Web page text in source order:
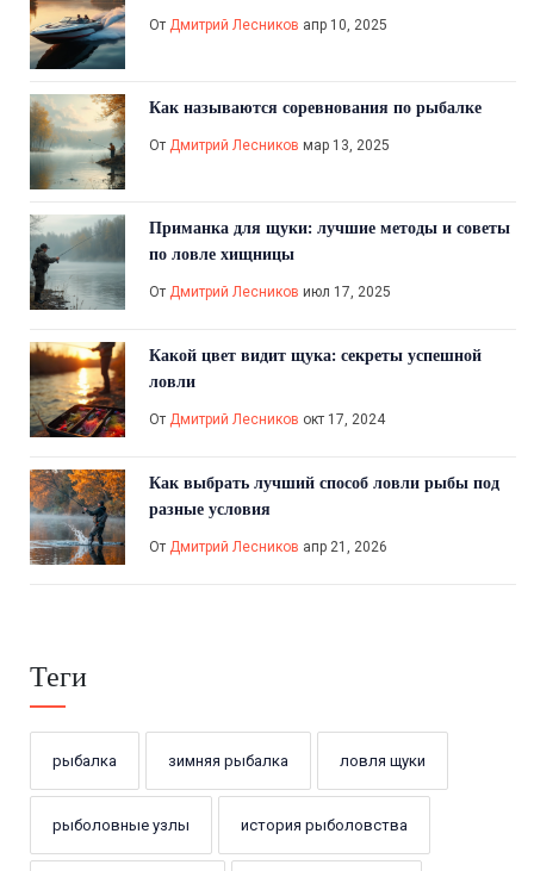
От Дмитрий Лесников апр 10, 2025
Как называются соревнования по рыбалке
От Дмитрий Лесников мар 13, 2025
Приманка для щуки: лучшие методы и советы
по ловле хищницы
От Дмитрий Лесников июл 17, 2025
Какой цвет видит щука: секреты успешной
ловли
От Дмитрий Лесников окт 17, 2024
Как выбрать лучший способ ловли рыбы под
разные условия
От Дмитрий Лесников апр 21, 2026
Теги
рыбалка зимняя рыбалка ловля щуки
рыболовные узлы история рыболовства